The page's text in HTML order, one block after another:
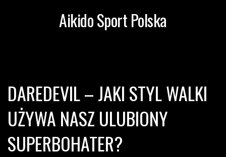
Aikido Sport Polska
DAREDEVIL – JAKI STYL WALKI
UŻYWA NASZ ULUBIONY
SUPERBOHATER?